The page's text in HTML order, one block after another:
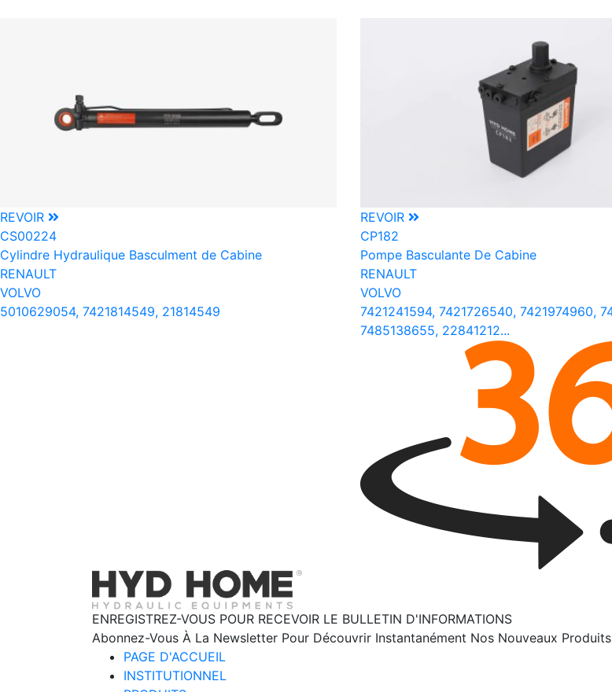
REVOIR
CS00224
Cylindre Hydraulique Basculment de Cabine
RENAULT
VOLVO
5010629054, 7421814549, 21814549
REVOIR
CP182
Pompe Basculante De Cabine
RENAULT
VOLVO
7421241594, 7421726540, 7421974960,
7485138655, 22841212...
ENREGISTREZ-VOUS POUR RECEVOIR LE BULLETIN D'INFORMATIONS
Abonnez-Vous À La Newsletter Pour Découvrir Instantanément Nos Nouveaux
PAGE D'ACCUEIL
INSTITUTIONNEL